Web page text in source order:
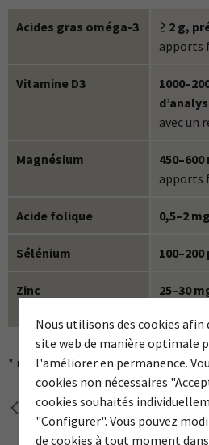
Nous utilisons des cookies afin
site web de manière optimale
l'améliorer en permanence.
cookies non nécessaires
cookies souhaités
"Configurer". Vous pouvez
de cookies à tout moment
Acides gras oméga-3
≥ 2 g,
apports
Vitamine D3
avec un
Magnésium
450–600
apports
Acide folique 0,5–2
Sélénium 100–200
Zinc
25–30
* max. 2 mois pour les doses
page précédente